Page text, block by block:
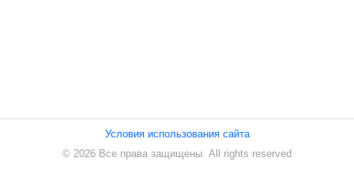
Условия использования сайта
© 2026 Все права защищены. All rights reserved